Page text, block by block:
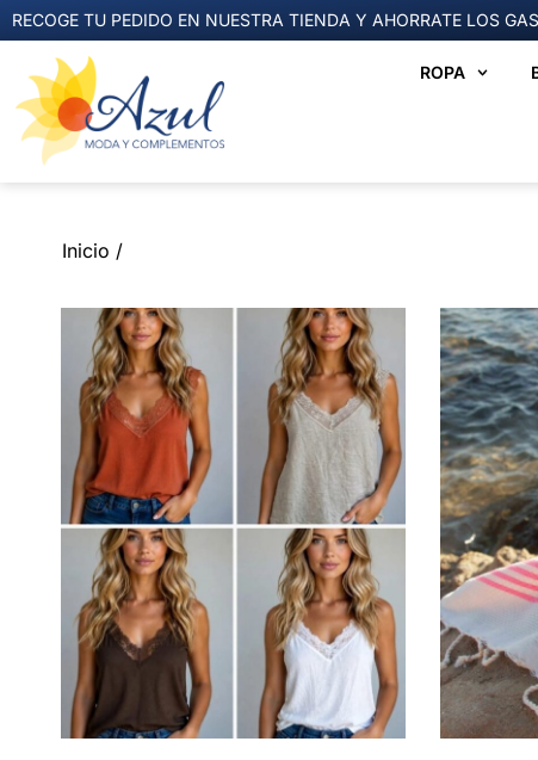
RECOGE TU PEDIDO EN NUESTRA TIENDA Y AHORRATE LOS
ROPA
Inicio /